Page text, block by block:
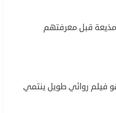
ومذيعة قبل معرفتهم
فيلم روائي طويل ينتمي